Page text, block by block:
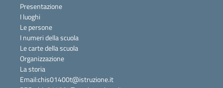
Presentazione
I luoghi
Le persone
I numeri della scuola
Le carte della scuola
Organizzazione
La storia
Email:chis01400t@istruzione.it